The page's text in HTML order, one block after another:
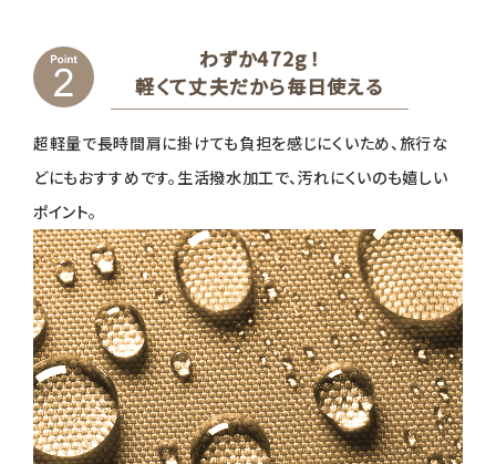
わずか472g！
軽くて丈夫だから毎日使える
超軽量で長時間肩に掛けても負担を感じにくいため、旅行な
どにもおすすめです。生活撥水加工で、汚れにくいのも嬉しい
ポイント。